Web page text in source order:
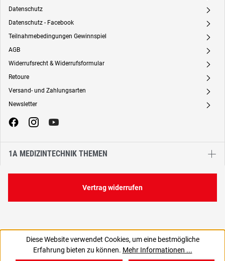
Datenschutz A
Datenschutz - Facebook A
Teilnahmebedingungen Gewinnspiel A
AGB A
Widerrufsrecht & Widerrufsformular A
Retoure A
Versand- und Zahlungsarten A
Newsletter A
1A MEDIZINTECHNIK THEMEN
Vertrag widerrufen
Diese Website verwendet Cookies, um eine bestmögliche
Erfahrung bieten zu können. Mehr Informationen ...